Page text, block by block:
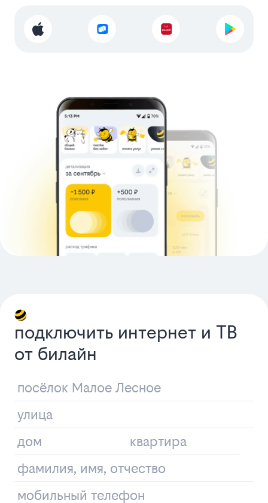
подключить интернет и ТВ
от билайн